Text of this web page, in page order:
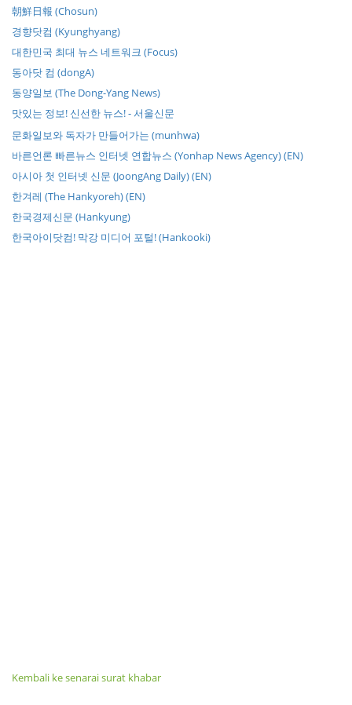
朝鮮日報 (Chosun)
경향닷컴 (Kyunghyang)
대한민국 최대 뉴스 네트워크 (Focus)
동아닷 컴 (dongA)
동양일보 (The Dong-Yang News)
맛있는 정보! 신선한 뉴스! - 서울신문
문화일보와 독자가 만들어가는 (munhwa)
바른언론 빠른뉴스 인터넷 연합뉴스 (Yonhap News Agency) (EN)
아시아 첫 인터넷 신문 (JoongAng Daily) (EN)
한겨레 (The Hankyoreh) (EN)
한국경제신문 (Hankyung)
한국아이닷컴! 막강 미디어 포털! (Hankooki)
Kembali ke senarai surat khabar